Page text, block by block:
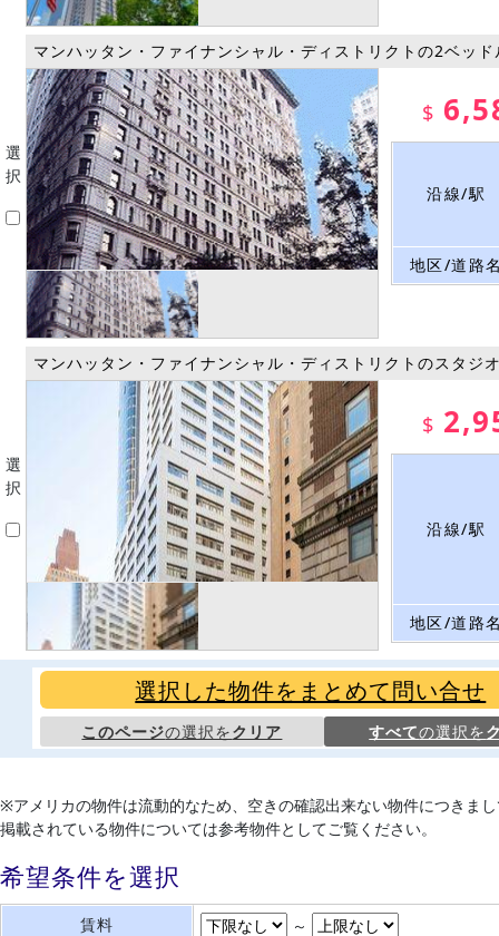
選
択
マンハッタン・ファイナンシャル・ディストリクトの2ベッ
$
沿線/駅
地区/道路
選
択
マンハッタン・ファイナンシャル・ディストリクトのスタジ
$
沿線/駅
地区/道路
選択した物件をまとめて問い合せ
このページの選択をクリア すべての選択を
※アメリカの物件は流動的なため、空きの確認出来ない物件につきま
掲載されている物件については参考物件としてご覧ください。
希望条件を選択
賃料 ～